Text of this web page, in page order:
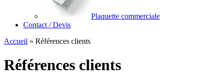
Plaquette commerciale
Contact / Devis
Accueil » Références clients
Références clients